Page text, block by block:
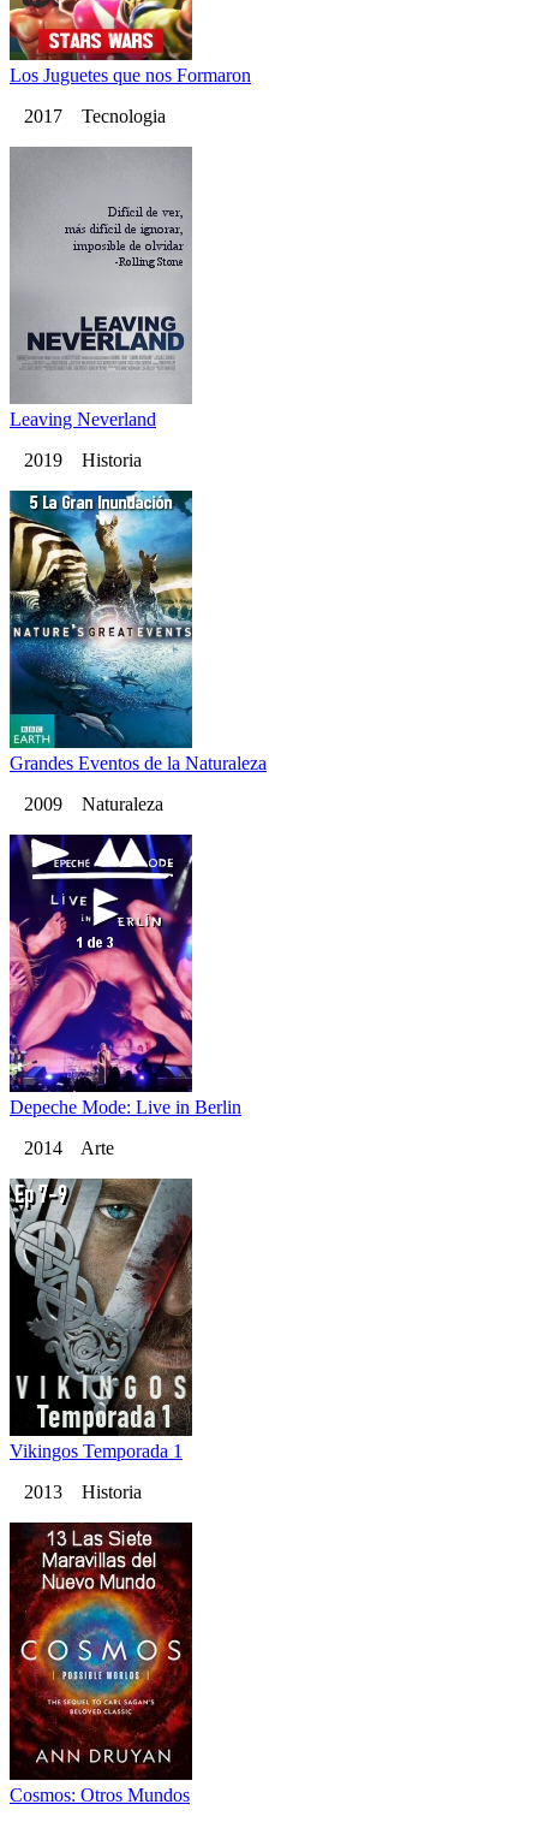
Los Juguetes que nos Formaron
2017 Tecnologia
Leaving Neverland
2019 Historia
Grandes Eventos de la Naturaleza
2009 Naturaleza
Depeche Mode: Live in Berlin
2014 Arte
Vikingos Temporada 1
2013 Historia
Cosmos: Otros Mundos